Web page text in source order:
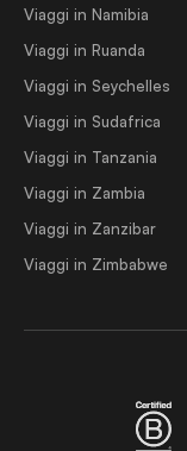
Viaggi in Namibia
Viaggi in Ruanda
Viaggi in Seychelles
Viaggi in Sudafrica
Viaggi in Tanzania
Viaggi in Zambia
Viaggi in Zanzibar
Viaggi in Zimbabwe